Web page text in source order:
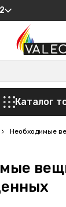
Каталог
Необходимые